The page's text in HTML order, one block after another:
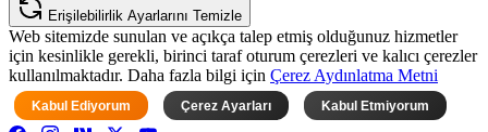
Erişilebilirlik Ayarlarını Temizle
Web sitemizde sunulan ve açıkça talep etmiş olduğunuz hizmetler
için kesinlikle gerekli, birinci taraf oturum çerezleri ve kalıcı çerezler
kullanılmaktadır. Daha fazla bilgi için Çerez Aydınlatma Metni
Kabul Ediyorum Çerez Ayarları Kabul Etmiyorum